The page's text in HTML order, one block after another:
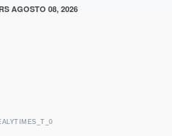
AGOSTO 08, 2026